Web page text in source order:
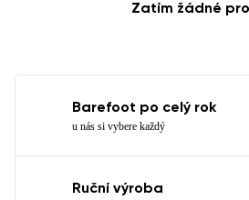
Zatím žádné
Barefoot po celý rok
u nás si vybere každý
Ruční výroba